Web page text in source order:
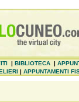
| BIBLIOTECA|
| APPUNTAMENTI